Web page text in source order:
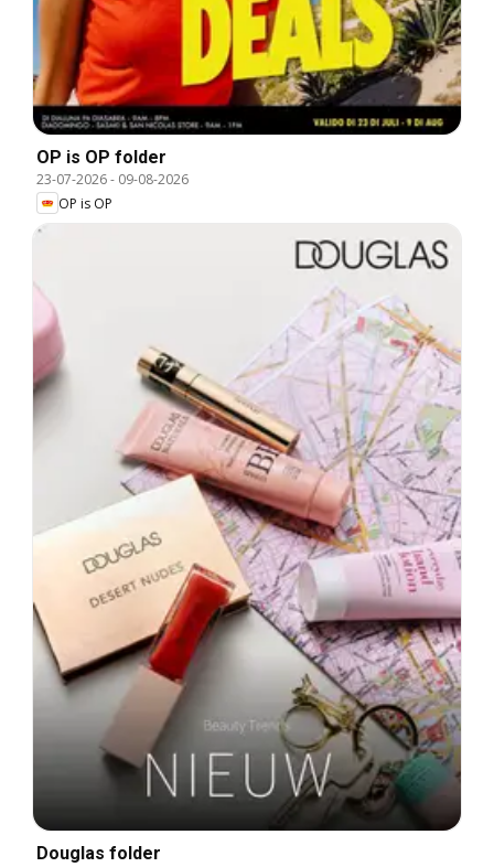
OP is OP folder
23-07-2026- 09-08-2026
OP is OP
Douglas folder